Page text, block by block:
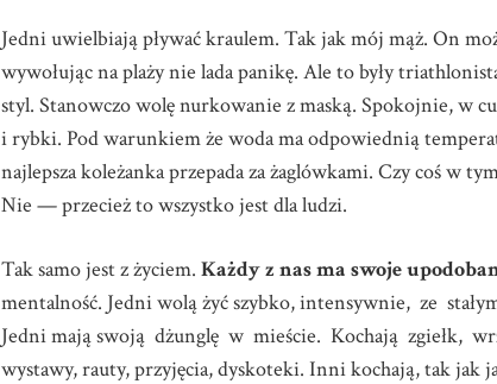
Jedni uwielbiają pływać kraulem. Tak jak mój mąż. On
wywołując na plaży nie lada panikę. Ale to były
styl. Stanowczo wolę nurkowanie z maską. Spokojnie, w
i rybki. Pod warunkiem że woda ma odpowiednią
najlepsza koleżanka przepada za żaglówkami. Czy coś w
Nie — przecież to wszystko jest dla ludzi.
Tak samo jest z życiem. Każdy z nas ma swoje
mentalność. Jedni wolą żyć szybko, intensywnie, ze
Jedni mają swoją dżunglę w mieście. Kochają zgiełk,
wystawy, rauty, przyjęcia, dyskoteki. Inni kochają, tak jak